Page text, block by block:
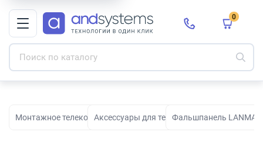
0
Монтажное телекоммуникационное оборудование для СКС и
Аксессуары для телекоммуникационных
Фальшпанель